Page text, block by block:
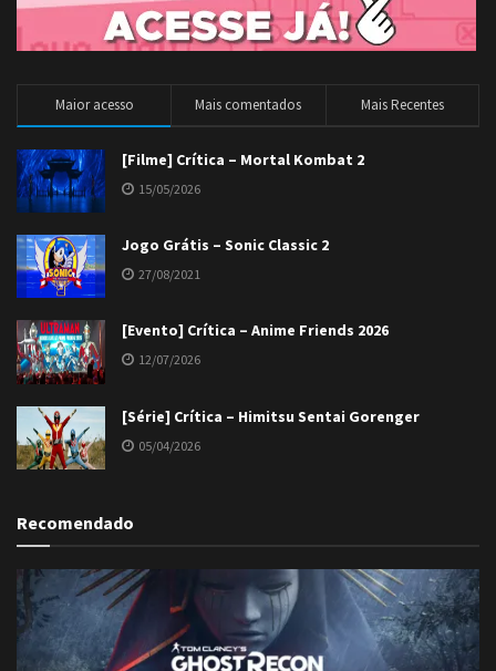
Maior acesso Mais comentados Mais Recentes
[Filme] Crítica – Mortal Kombat 2
15/05/2026
Jogo Grátis – Sonic Classic 2
27/08/2021
[Evento] Crítica – Anime Friends 2026
12/07/2026
[Série] Crítica – Himitsu Sentai Gorenger
05/04/2026
Recomendado